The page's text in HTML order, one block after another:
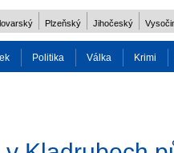
Plzeňský Jihočeský
Politika Válka Krimi